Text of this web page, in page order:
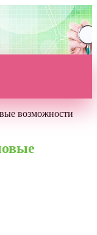
возможности